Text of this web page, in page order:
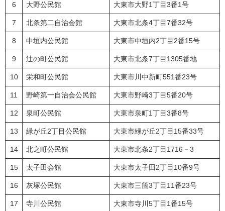
6 大野公民館 大東市大野1丁目3番1号
7 北条第二自治会館 大東市北条4丁目7番32号
8 中垣内公民館 大東市中垣内2丁目2番15号
9 辻の町公民館 大東市北条7丁目1305番地
10 栄和町公民館 大東市川中新町551番23号
11 野崎第一自治会公民館 大東市野崎3丁目5番20号
12 泉町公民館 大東市泉町1丁目3番8号
13 緑が丘2丁目公民館 大東市緑が丘2丁目15番33号
14 北之町公民館 大東市北条2丁目1716－3
15 太子田会館 大東市太子田2丁目10番9号
16 灰塚公民館 大東市三箇3丁目11番23号
17 寺川公民館 大東市寺川5丁目1番15号